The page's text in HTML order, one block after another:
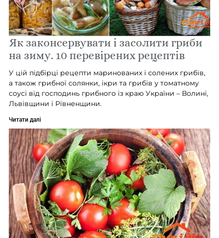
Як законсервувати і засолити гриби
на зиму. 10 перевірених рецептів
У цій підбірці рецепти маринованих і солених грибів,
а також грибної солянки, ікри та грибів у томатному
соусі від господинь грибного із краю України – Волині,
Львівщини і Рівненщини.
Читати далі